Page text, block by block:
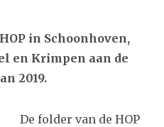
in Schoonhoven,
en Krimpen aan de
2019.
De folder van de HOP